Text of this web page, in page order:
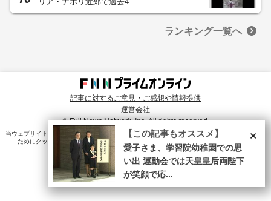
ランキング一覧へ
記事に対するご意見・ご感想や情報提供
運営会社
© Fuji News Network, Inc. All rights reserved.
当ウェブサイトでは、ユーザのニーズ・興味・関⼼に合致したコンテンツや広告配信を提供する
ためにクッキーを使⽤しています。詳細は、
プライバシーポリシー をご確認ください。×
【この記事もオススメ】
愛子さま、学習院幼稚園での思
い出 運動会では天皇皇后両陛下
が笑顔で応...